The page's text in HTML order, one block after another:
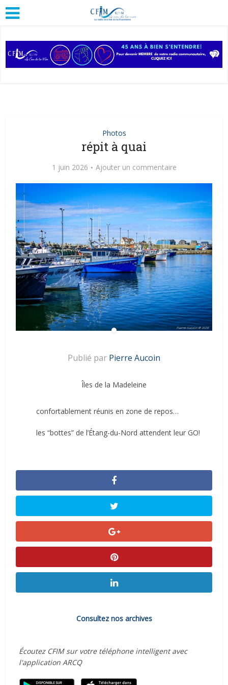
Photos
répit à quai
1 juin 2026 Ajouter un commentaire
Publié par Pierre Aucoin
Îles de la Madeleine
confortablement réunis en zone de repos…
les “bottes” de l’Étang-du-Nord attendent leur GO!
Consultez nos archives
Écoutez CFIM sur votre téléphone intelligent avec
l'application ARCQ